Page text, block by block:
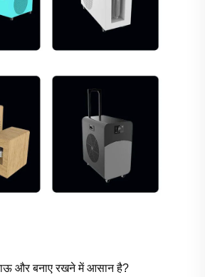
और बनाए रखने में आसान है?